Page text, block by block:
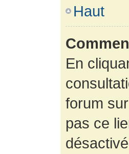
Haut
En
forum
pas ce